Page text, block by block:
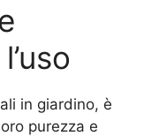
in giardino, è
purezza e